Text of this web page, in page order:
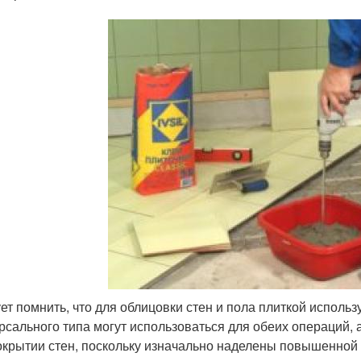
помнить, что для облицовки стен и пола плиткой
типа могут использоваться для обеих
стен, поскольку изначально наделены повышенной